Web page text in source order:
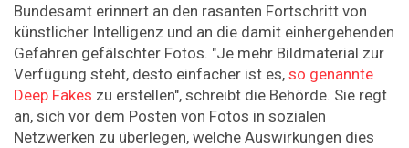
Bundesamt erinnert an den rasanten Fortschritt von
künstlicher Intelligenz und an die damit einhergehenden
Gefahren gefälschter Fotos. "Je mehr Bildmaterial zur
Verfügung steht, desto einfacher ist es, so genannte
Deep Fakes zu erstellen", schreibt die Behörde. Sie regt
an, sich vor dem Posten von Fotos in sozialen
Netzwerken zu überlegen, welche Auswirkungen dies